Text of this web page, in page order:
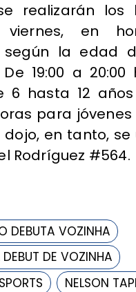
realizarán los
en
según la edad
19:00 a 20:00
6 hasta 12
para
dojo, en tanto,
Rodríguez #564.
DEBUTA VOZINHA
DE VOZINHA
NELSON